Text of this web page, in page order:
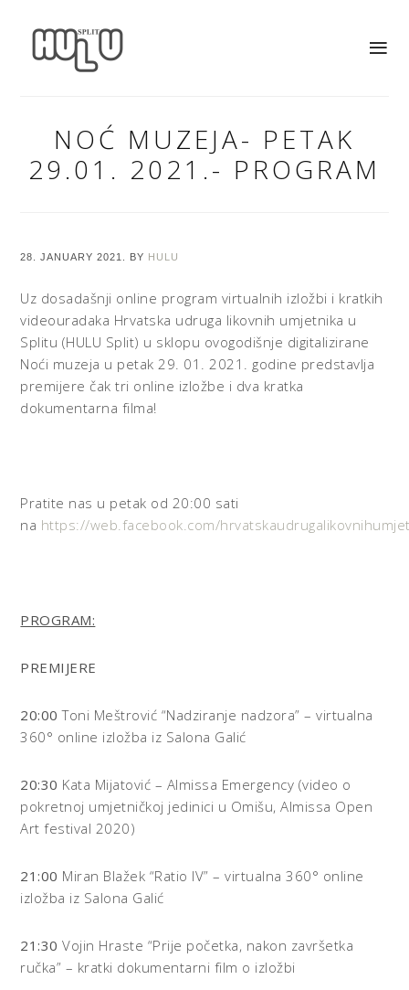
NOĆ MUZEJA- PETAK
29.01. 2021.- PROGRAM
28. JANUARY 2021. BY HULU
Uz dosadašnji online program virtualnih izložbi i kratkih
videouradaka Hrvatska udruga likovnih umjetnika u
Splitu (HULU Split) u sklopu ovogodišnje digitalizirane
Noći muzeja u petak 29. 01. 2021. godine predstavlja
premijere čak tri online izložbe i dva kratka
dokumentarna filma!
Pratite nas u petak od 20:00 sati
na https://web.facebook.com/
PROGRAM:
PREMIJERE
20:00Toni Meštrović “Nadziranje nadzora” – virtualna
360° online izložba iz Salona Galić
20:30 Kata Mijatović – Almissa Emergency (video o
pokretnoj umjetničkoj jedinici u Omišu, Almissa Open
Art festival 2020)
21:00 Miran Blažek “Ratio IV” – virtualna 360° online
izložba iz Salona Galić
21:30Vojin Hraste “Prije početka, nakon završetka
ručka” – kratki dokumentarni film o izložbi